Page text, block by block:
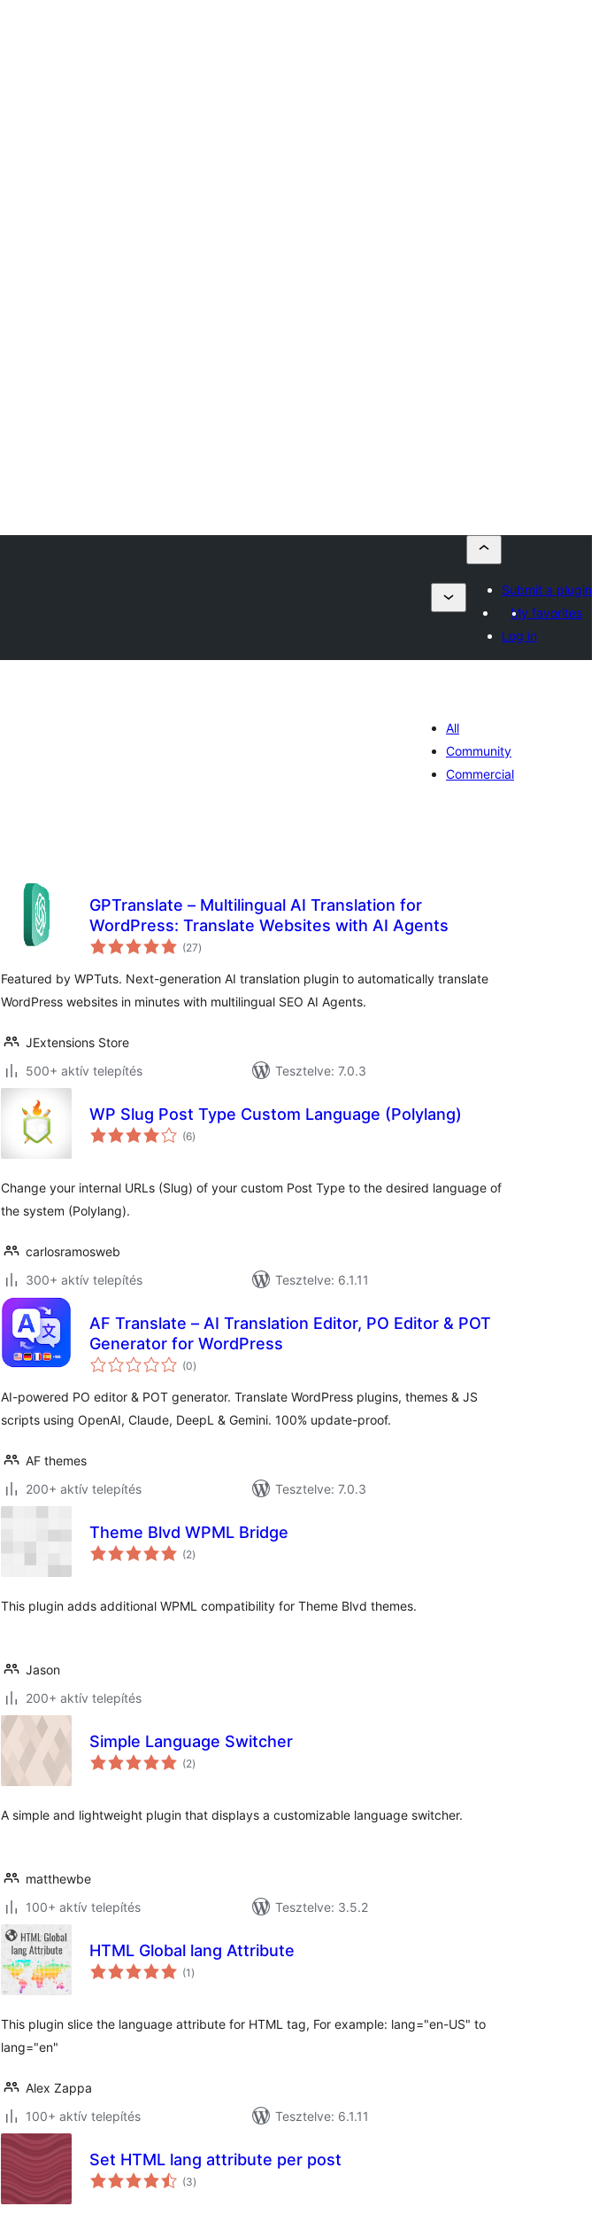
Submit a plugin
My favorites
Log in
All
Community
Commercial
GPTranslate – Multilingual AI Translation for
WordPress: Translate Websites with AI Agents
(27értékelés
összesen
)
Featured by WPTuts. Next-generation AI translation plugin to automatically translate
WordPress websites in minutes with multilingual SEO AI Agents.
JExtensions Store
500+ aktív telepítés
Tesztelve: 7.0.3
WP Slug Post Type Custom Language (Polylang)
(6értékelés
összesen
)
Change your internal URLs (Slug) of your custom Post Type to the desired language of
the system (Polylang).
carlosramosweb
300+ aktív telepítés
Tesztelve: 6.1.11
AF Translate – AI Translation Editor, PO Editor & POT
Generator for WordPress
(0értékelés
összesen
)
AI-powered PO editor & POT generator. Translate WordPress plugins, themes & JS
scripts using OpenAI, Claude, DeepL & Gemini. 100% update-proof.
AF themes
200+ aktív telepítés
Tesztelve: 7.0.3
Theme Blvd WPML Bridge
(2értékelés
összesen
)
This plugin adds additional WPML compatibility for Theme Blvd themes.
Jason
200+ aktív telepítés
Simple Language Switcher
(2értékelés
összesen
)
A simple and lightweight plugin that displays a customizable language switcher.
matthewbe
100+ aktív telepítés
Tesztelve: 3.5.2
HTML Global lang Attribute
(1 értékelés
összesen
)
This plugin slice the language attribute for HTML tag, For example: lang="en-US" to
lang="en"
Alex Zappa
100+ aktív telepítés
Tesztelve: 6.1.11
Set HTML lang attribute per post
(3értékelés
összesen
)